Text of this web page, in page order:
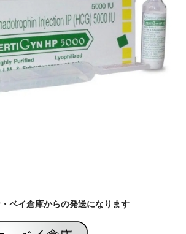
ベイ倉庫からの発送になります